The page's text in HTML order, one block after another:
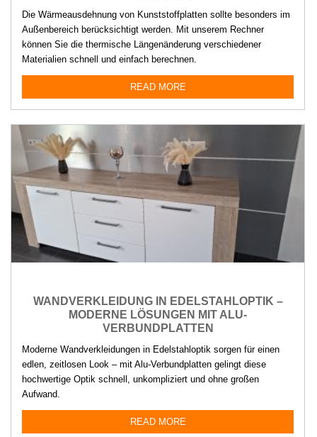
Die Wärmeausdehnung von Kunststoffplatten sollte besonders im
Außenbereich berücksichtigt werden. Mit unserem Rechner
können Sie die thermische Längenänderung verschiedener
Materialien schnell und einfach berechnen.
READ MORE
WANDVERKLEIDUNG IN EDELSTAHLOPTIK –
MODERNE LÖSUNGEN MIT ALU-
VERBUNDPLATTEN
Moderne Wandverkleidungen in Edelstahloptik sorgen für einen
edlen, zeitlosen Look – mit Alu-Verbundplatten gelingt diese
hochwertige Optik schnell, unkompliziert und ohne großen
Aufwand.
READ MORE